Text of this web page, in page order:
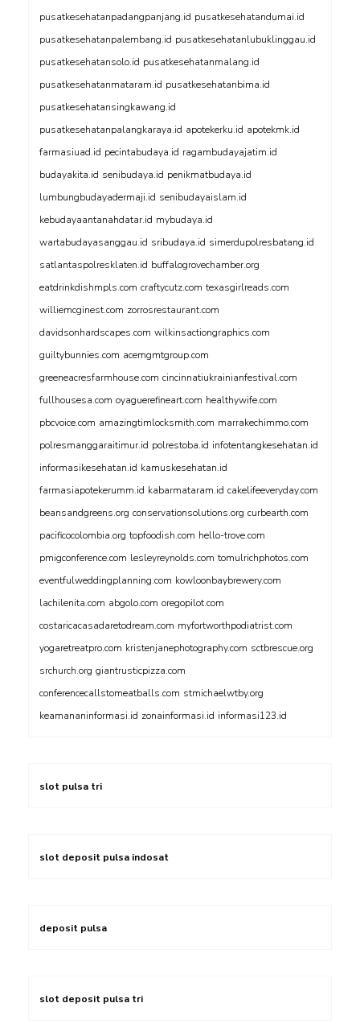
pusatkesehatanpadangpanjang.id pusatkesehatandumai.id
pusatkesehatanpalembang.id pusatkesehatanlubuklinggau.id
pusatkesehatansolo.id pusatkesehatanmalang.id
pusatkesehatanmataram.id pusatkesehatanbima.id
pusatkesehatansingkawang.id
pusatkesehatanpalangkaraya.id apotekerku.id apotekmk.id
farmasiuad.id pecintabudaya.id ragambudayajatim.id
budayakita.id senibudaya.id penikmatbudaya.id
lumbungbudayadermaji.id senibudayaislam.id
kebudayaantanahdatar.id mybudaya.id
wartabudayasanggau.id sribudaya.id simerdupolresbatang.id
satlantaspolresklaten.id buffalogrovechamber.org
eatdrinkdishmpls.com craftycutz.com texasgirlreads.com
williemcginest.com zorrosrestaurant.com
davidsonhardscapes.com wilkinsactiongraphics.com
guiltybunnies.com acemgmtgroup.com
greeneacresfarmhouse.com cincinnatiukrainianfestival.com
fullhousesa.com oyaguerefineart.com healthywife.com
pbcvoice.com amazingtimlocksmith.com marrakechimmo.com
polresmanggaraitimur.id polrestoba.id infotentangkesehatan.id
informasikesehatan.id kamuskesehatan.id
farmasiapotekerumm.id kabarmataram.id cakelifeeveryday.com
beansandgreens.org conservationsolutions.org curbearth.com
pacificocolombia.org topfoodish.com hello-trove.com
pmigconference.com lesleyreynolds.com tomulrichphotos.com
eventfulweddingplanning.com kowloonbaybrewery.com
lachilenita.com abgolo.com oregopilot.com
costaricacasadaretodream.com myfortworthpodiatrist.com
yogaretreatpro.com kristenjanephotography.com sctbrescue.org
srchurch.org giantrusticpizza.com
conferencecallstomeatballs.com stmichaelwtby.org
keamananinformasi.id zonainformasi.id informasi123.id
slot pulsa tri
slot deposit pulsa indosat
deposit pulsa
slot deposit pulsa tri